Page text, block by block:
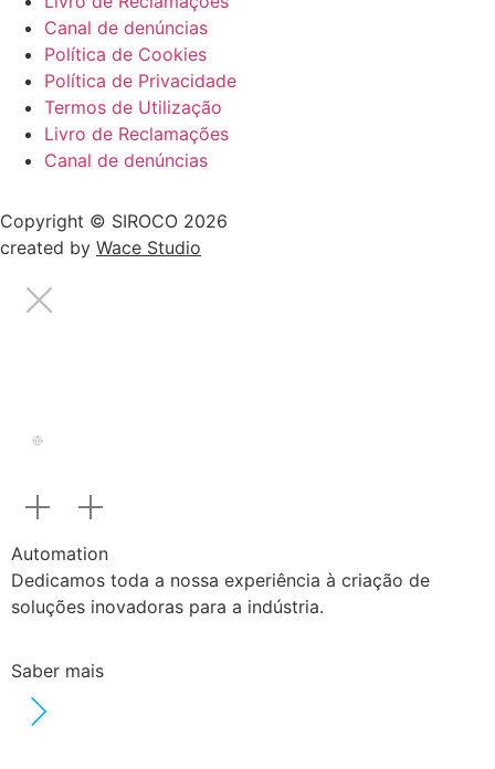
Canal de denúncias
Política de Cookies
Política de Privacidade
Termos de Utilização
Livro de Reclamações
Canal de denúncias
Copyright © SIROCO 2026
created by Wace Studio
Automation
Dedicamos toda a nossa experiência à criação de
soluções inovadoras para a indústria.
Saber mais